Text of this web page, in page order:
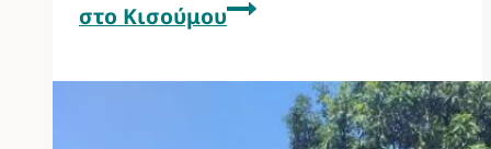
στο Κισούμου